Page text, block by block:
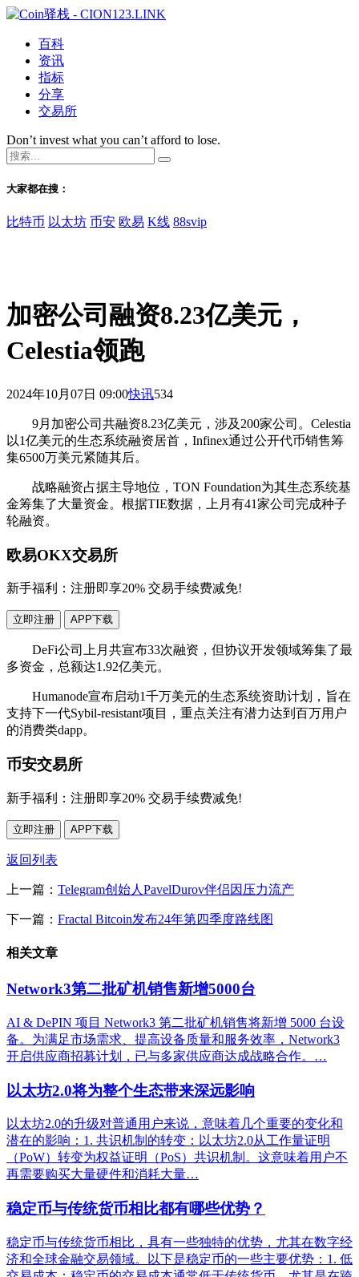
百科
资讯
指标
分享
交易所
Don’t invest what you can’t afford to lose.
大家都在搜：
比特币 以太坊 币安 欧易 K线 88svip
加密公司融资8.23亿美元，
Celestia领跑
2024年10月07日 09:00快讯534
9月加密公司共融资8.23亿美元，涉及200家公司。Celestia
以1亿美元的生态系统融资居首，Infinex通过公开代币销售筹
集6500万美元紧随其后。
战略融资占据主导地位，TON Foundation为其生态系统基
金筹集了大量资金。根据TIE数据，上月有41家公司完成种子
轮融资。
欧易OKX交易所
新手福利： 注册即享20% 交易手续费减免!
立即注册 APP下载
DeFi公司上月共宣布33次融资，但协议开发领域筹集了最
多资金，总额达1.92亿美元。
Humanode宣布启动1千万美元的生态系统资助计划，旨在
支持下一代Sybil-resistant项目，重点关注有潜力达到百万用户
的消费类dapp。
币安交易所
新手福利： 注册即享20% 交易手续费减免!
立即注册 APP下载
返回列表
上一篇： Telegram创始人PavelDurov伴侣因压力流产
下一篇： Fractal Bitcoin发布24年第四季度路线图
相关文章
Network3第二批矿机销售新增5000台
AI & DePIN 项目 Network3 第二批矿机销售将新增 5000 台设
备。为满足市场需求、提高设备质量和服务效率，Network3
开启供应商招募计划，已与多家供应商达成战略合作。…
以太坊2.0将为整个生态带来深远影响
以太坊2.0的升级对普通用户来说，意味着几个重要的变化和
潜在的影响：1. 共识机制的转变：以太坊2.0从工作量证明
（PoW）转变为权益证明（PoS）共识机制。这意味着用户不
再需要购买大量硬件和消耗大量…
稳定币与传统货币相比都有哪些优势？
稳定币与传统货币相比，具有一些独特的优势，尤其在数字经
济和全球金融交易领域。以下是稳定币的一些主要优势：1. 低